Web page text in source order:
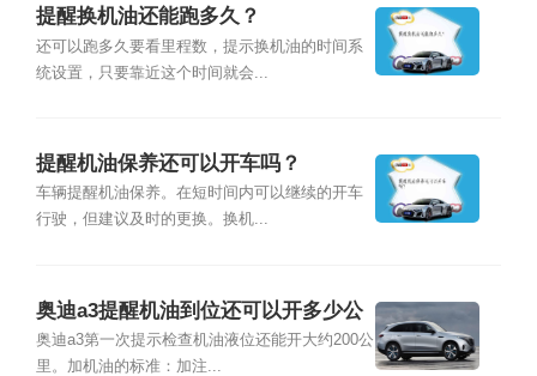
提醒换机油还能跑多久？
还可以跑多久要看里程数，提示换机油的时间系
统设置，只要靠近这个时间就会...
提醒机油保养还可以开车吗？
车辆提醒机油保养。在短时间内可以继续的开车
行驶，但建议及时的更换。换机...
奥迪a3提醒机油到位还可以开多少公
里？
奥迪a3第一次提示检查机油液位还能开大约200公
里。加机油的标准：加注...